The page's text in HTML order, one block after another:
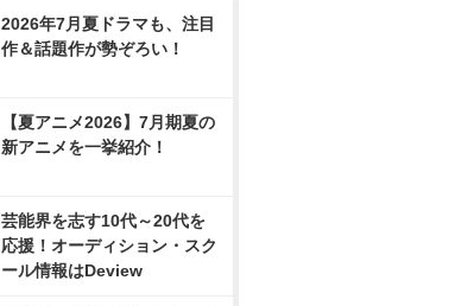
2026年7月夏ドラマも、注目
作＆話題作が勢ぞろい！
【夏アニメ2026】7月期夏の
新アニメを一挙紹介！
芸能界を志す10代～20代を
応援！オーディション・スク
ール情報はDeview